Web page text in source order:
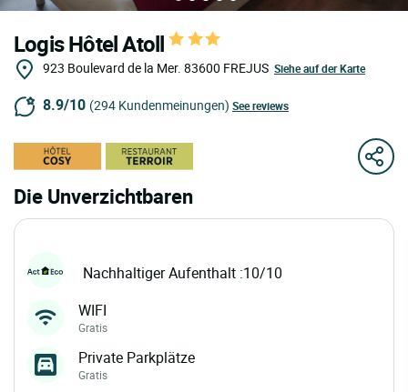
Logis Hôtel Atoll
923 Boulevard de la Mer. 83600 FREJUS Siehe auf der Karte
8.9/10 (294 Kundenmeinungen) See reviews
Die Unverzichtbaren
Nachhaltiger Aufenthalt :10/10
WIFI
Gratis
Private Parkplätze
Gratis